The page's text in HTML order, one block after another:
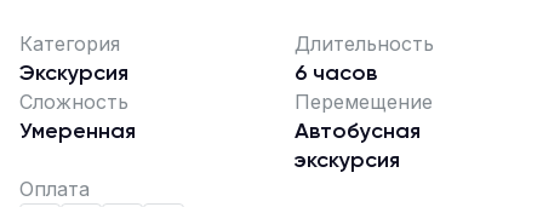
Категория
Экскурсия
Длительность
6 часов
Сложность
Умеренная
Перемещение
Автобусная
экскурсия
Оплата